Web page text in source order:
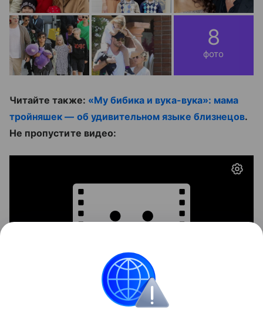
8
фото
Читайте также: «Му бибика и вука-вука»: мама
тройняшек — об удивительном языке близнецов.
Не пропустите видео: